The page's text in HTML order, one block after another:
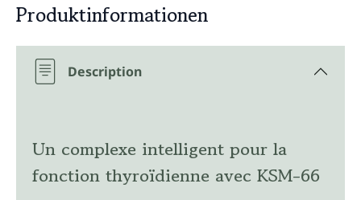
Produktinformationen
Description
Un complexe intelligent pour la
fonction thyroïdienne avec KSM-66